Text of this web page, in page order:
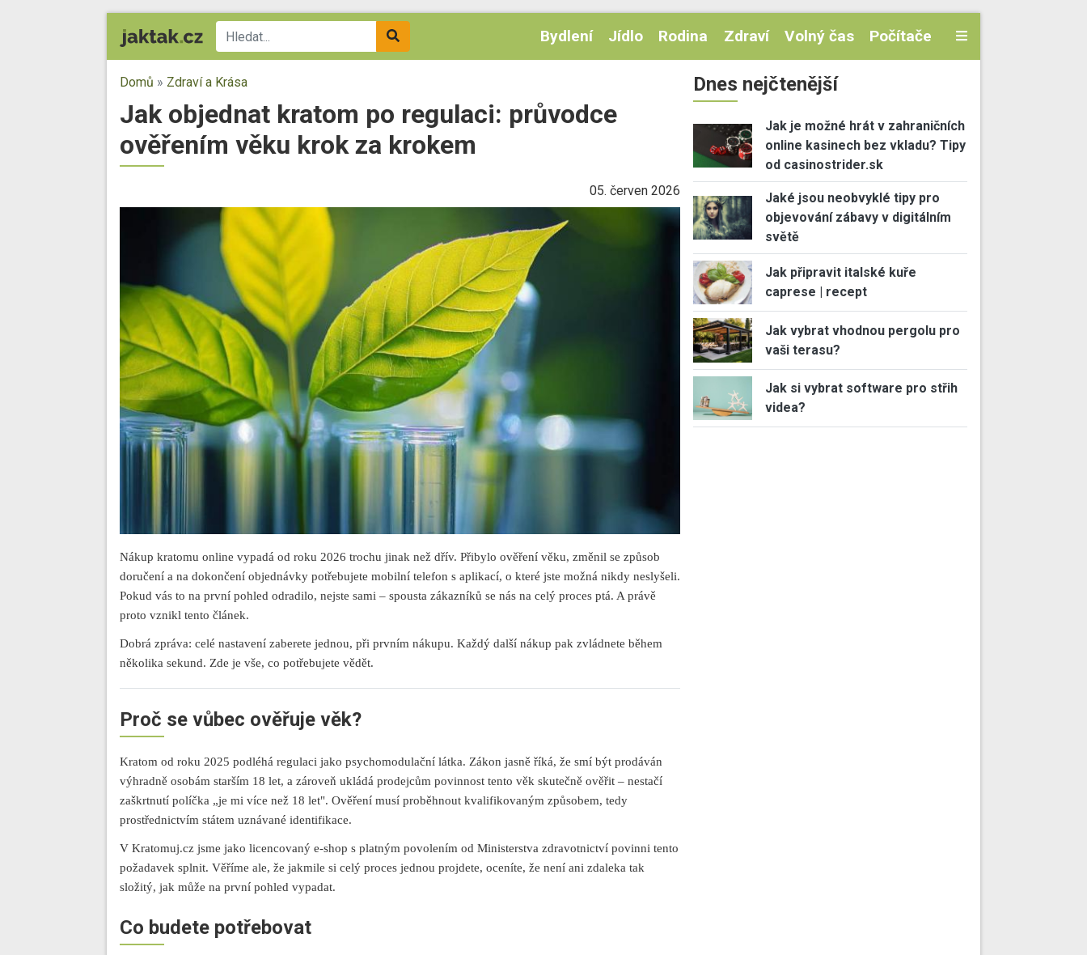
Bydlení Jídlo Rodina Zdraví Volný čas Počítače
Domů » Zdraví a Krása
Jak objednat kratom po regulaci: průvodce
ověřením věku krok za krokem
05. červen 2026
Nákup kratomu online vypadá od roku 2026 trochu jinak než dřív. Přibylo ověření věku, změnil se způsob
doručení a na dokončení objednávky potřebujete mobilní telefon s aplikací, o které jste možná nikdy neslyšeli.
Pokud vás to na první pohled odradilo, nejste sami – spousta zákazníků se nás na celý proces ptá. A právě
proto vznikl tento článek.
Dobrá zpráva: celé nastavení zaberete jednou, při prvním nákupu. Každý další nákup pak zvládnete během
několika sekund. Zde je vše, co potřebujete vědět.
Proč se vůbec ověřuje věk?
Kratom od roku 2025 podléhá regulaci jako psychomodulační látka. Zákon jasně říká, že smí být prodáván
výhradně osobám starším 18 let, a zároveň ukládá prodejcům povinnost tento věk skutečně ověřit – nestačí
zaškrtnutí políčka „je mi více než 18 let". Ověření musí proběhnout kvalifikovaným způsobem, tedy
prostřednictvím státem uznávané identifikace.
V Kratomuj.cz jsme jako licencovaný e-shop s platným povolením od Ministerstva zdravotnictví povinni tento
požadavek splnit. Věříme ale, že jakmile si celý proces jednou projdete, oceníte, že není ani zdaleka tak
složitý, jak může na první pohled vypadat.
Co budete potřebovat
Dnes nejčtenější
Jak je možné hrát v zahraničních
online kasinech bez vkladu? Tipy
od casinostrider.sk
Jaké jsou neobvyklé tipy pro
objevování zábavy v digitálním
světě
Jak připravit italské kuře
caprese | recept
Jak vybrat vhodnou pergolu pro
vaši terasu?
Jak si vybrat software pro střih
videa?